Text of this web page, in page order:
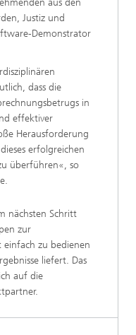
Justiz und
Demonstrator
dass die
in
effektiver
Herausforderung
erfolgreichen
überführen«, so
nächsten Schritt
zur
zu bedienen
liefert. Das
auf die